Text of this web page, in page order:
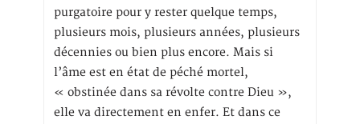
purgatoire pour y rester quelque temps,
plusieurs mois, plusieurs années, plusieurs
décennies ou bien plus encore. Mais si
l’âme est en état de péché mortel,
« obstinée dans sa révolte contre Dieu »,
elle va directement en enfer. Et dans ce